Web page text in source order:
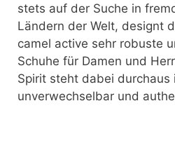
stets auf der Suche in
Ländern der Welt, designt
camel active sehr robuste
Schuhe für Damen und
Spirit steht dabei durchaus
unverwechselbar und